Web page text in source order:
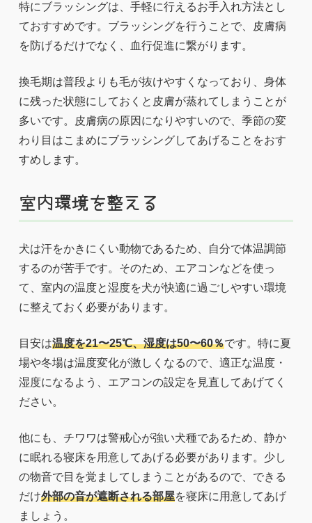
特にブラッシングは、手軽に行えるお手入れ方法とし
ておすすめです。ブラッシングを行うことで、皮膚病
を防げるだけでなく、血行促進に繋がります。
換毛期は普段よりも毛が抜けやすくなっており、身体
に残った状態にしておくと皮膚が蒸れてしまうことが
多いです。皮膚病の原因になりやすいので、季節の変
わり目はこまめにブラッシングしてあげることをおす
すめします。
室内環境を整える
犬は汗をかきにくい動物であるため、自分で体温調節
するのが苦手です。そのため、エアコンなどを使っ
て、室内の温度と湿度を犬が快適に過ごしやすい環境
に整えておく必要があります。
目安は温度を21〜25℃、湿度は50〜60％です。特に夏
場や冬場は温度変化が激しくなるので、適正な温度・
湿度になるよう、エアコンの設定を見直してあげてく
ださい。
他にも、チワワは警戒心が強い犬種であるため、静か
に眠れる寝床を用意してあげる必要があります。少し
の物音で目を覚ましてしまうことがあるので、できる
だけ外部の音が遮断される部屋を寝床に用意してあげ
ましょう。